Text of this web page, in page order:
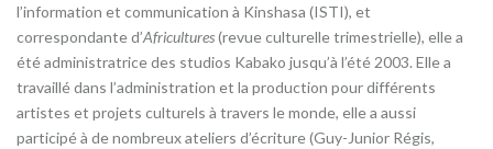
l’information et communication à Kinshasa (ISTI), et
correspondante d’Africultures(revue culturelle trimestrielle), elle a
été administratrice des studios Kabako jusqu’à l’été 2003. Elle a
travaillé dans l’administration et la production pour différents
artistes et projets culturels à travers le monde, elle a aussi
participé à de nombreux ateliers d’écriture (Guy-Junior Régis,